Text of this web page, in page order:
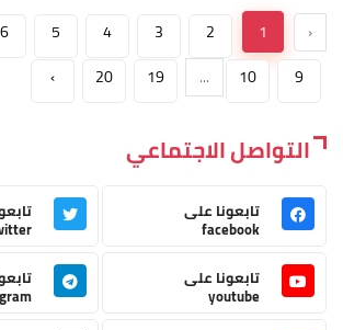
‹
1
2
3
4
5
6
9
10
...
19
20
›
التواصل الاجتماعي
تابعونا على
facebook
تابعونا على
youtube